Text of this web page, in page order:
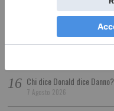
San Luigi Gonzaga,
speranze
Chi dice Donald dice Danno?
7 Agosto 2026